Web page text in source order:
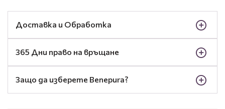
Доставка и Обработка
365 Дни право на връщане
Защо да изберете Benepura?